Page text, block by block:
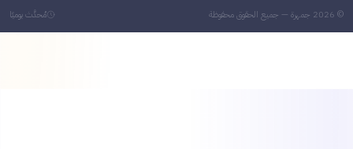
2026جمهرة — جميع الحقوق محفوظة مُحدَّث يوميًا